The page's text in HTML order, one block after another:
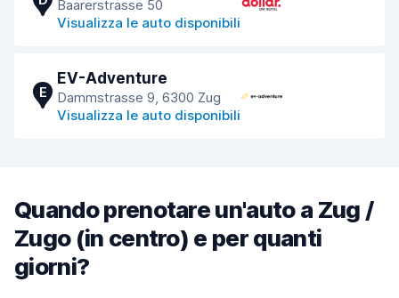
Baarerstrasse 50
Visualizza le auto disponibili
E
EV-Adventure
Dammstrasse 9, 6300 Zug
Visualizza le auto disponibili
Quando prenotare un'auto a Zug /
Zugo (in centro) e per quanti
giorni?